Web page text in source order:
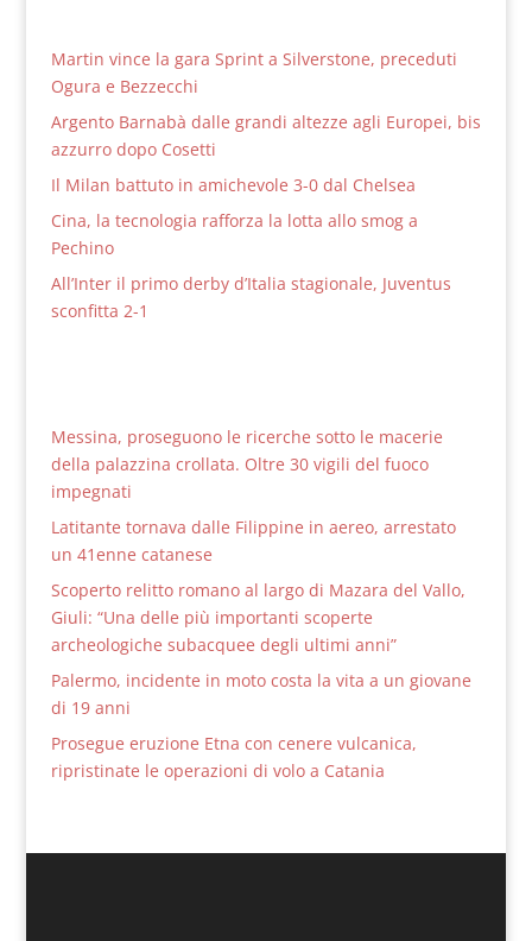
Martin vince la gara Sprint a Silverstone, preceduti
Ogura e Bezzecchi
Argento Barnabà dalle grandi altezze agli Europei, bis
azzurro dopo Cosetti
Il Milan battuto in amichevole 3-0 dal Chelsea
Cina, la tecnologia rafforza la lotta allo smog a
Pechino
All’Inter il primo derby d’Italia stagionale, Juventus
sconfitta 2-1
Messina, proseguono le ricerche sotto le macerie
della palazzina crollata. Oltre 30 vigili del fuoco
impegnati
Latitante tornava dalle Filippine in aereo, arrestato
un 41enne catanese
Scoperto relitto romano al largo di Mazara del Vallo,
Giuli: “Una delle più importanti scoperte
archeologiche subacquee degli ultimi anni”
Palermo, incidente in moto costa la vita a un giovane
di 19 anni
Prosegue eruzione Etna con cenere vulcanica,
ripristinate le operazioni di volo a Catania